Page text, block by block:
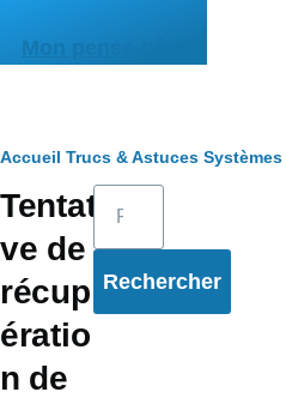
Mon pense-bête
Fil
d'Ariane
Accueil Trucs & Astuces Systèmes
Tentati
ve de
récup
ératio
n de
Rechercher